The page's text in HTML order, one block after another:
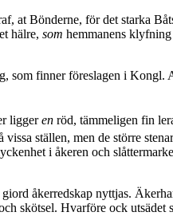
at Bönderne, för det starka
hälre, som hemmanens
finner föreslagen i Kongl.
liggeren röd, tämmeligen fin
ställen, men de större
i åkeren och
åkerredskap nyttjas.
skötsel. Hvarföre ock utsädet